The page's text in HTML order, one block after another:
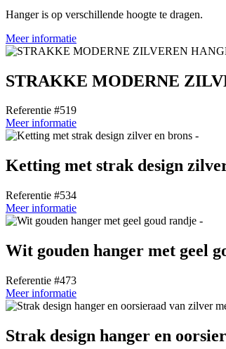
Hanger is op verschillende hoogte te dragen.
Meer informatie
STRAKKE MODERNE
Referentie #519
Meer informatie
Ketting met strak design
Referentie #534
Meer informatie
Wit gouden hanger met geel
Referentie #473
Meer informatie
Strak design hanger en